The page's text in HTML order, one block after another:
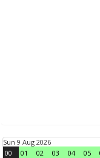
Sun 9 Aug 2026
00
01 02 03 04 05